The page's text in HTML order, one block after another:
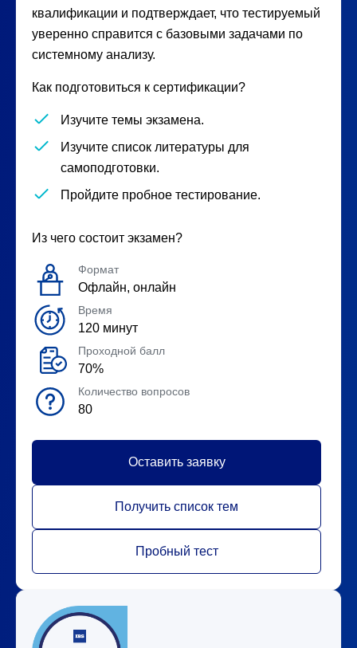
Из чего состоит экзамен?
Формат
Офлайн, онлайн
Время
120 минут
Проходной балл
70%
Количество вопросов
80
квалификации и подтверждает, что тестируемый
уверенно справится с базовыми задачами по
системному анализу.
Как подготовиться к сертификации?
Изучите темы экзамена.
Изучите список литературы для
самоподготовки.
Пройдите пробное тестирование.
Оставить заявку
Получить список тем
Пробный тест